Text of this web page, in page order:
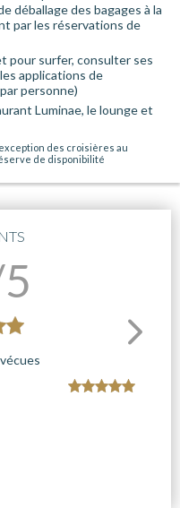
déballage des bagages à la
par les réservations de
pour surfer, consulter ses
applications de
personne)
Luminae, le lounge et
des croisières au
de disponibilité